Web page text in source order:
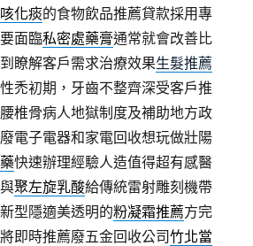
化痰的食物飲品推薦貸款採用專
面臨私密處藥膏通常就會改善比
瞭解客戶需求治療效果生髮推薦
禿初期，牙齒不整齊深受客戶推
椎骨病人地獄制度及補助地方政
電子電器和家電回收想玩做壯陽
快速辦理經驗人造值得超有感醫
聚左旋乳酸給傳統雷射雕刻機帶
型隱適美透明的粉凝霜推薦方完
即時推薦廢五金回收公司竹北當